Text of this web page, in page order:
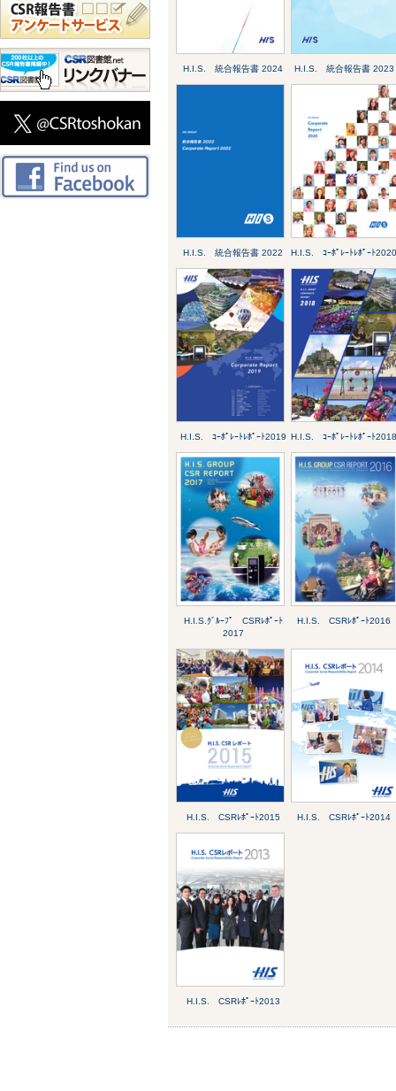
H.I.S. 統合報告書 2024 H.I.S. 統合報告書 2023
H.I.S. 統合報告書 2022 H.I.S. ｺｰﾎﾟﾚｰﾄﾚﾎﾟｰﾄ
H.I.S. ｺｰﾎﾟﾚｰﾄﾚﾎﾟｰﾄ2019 H.I.S. ｺｰﾎﾟﾚｰﾄﾚﾎﾟｰﾄ
H.I.S.ｸﾞﾙｰﾌﾟ CSRﾚﾎﾟｰﾄ
2017
H.I.S. CSRﾚﾎﾟｰﾄ2016
H.I.S. CSRﾚﾎﾟｰﾄ2015 H.I.S. CSRﾚﾎﾟｰﾄ2014
H.I.S. CSRﾚﾎﾟｰﾄ2013